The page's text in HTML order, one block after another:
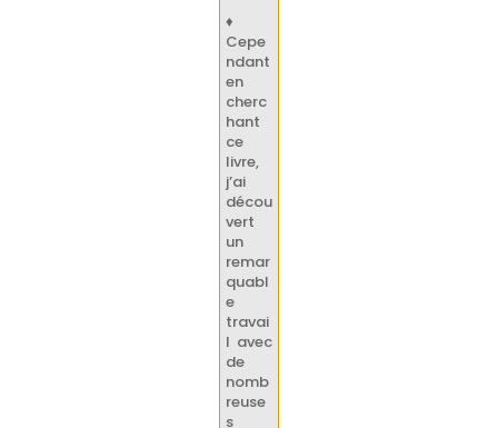
♦
Cepe
ndant
en
cherc
hant
ce
livre,
j’ai
décou
vert
un
remar
quabl
e
travai
l avec
de
nomb
reuse
s